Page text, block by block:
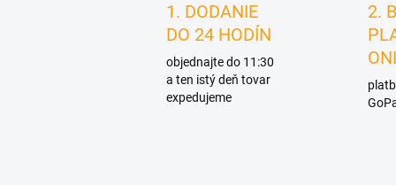
1. DODANIE
DO 24 HODÍN
objednajte do 11:30
a ten istý deň tovar
expedujeme
2.